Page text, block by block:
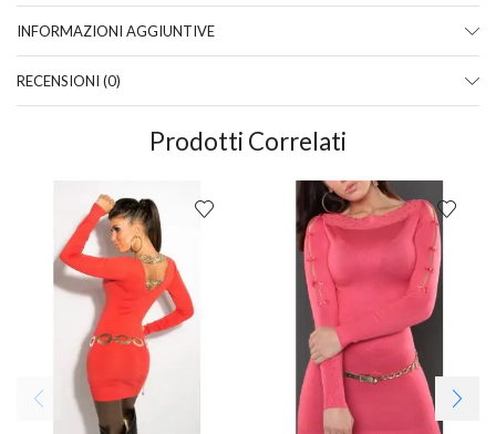
INFORMAZIONI AGGIUNTIVE
RECENSIONI (0)
Prodotti Correlati